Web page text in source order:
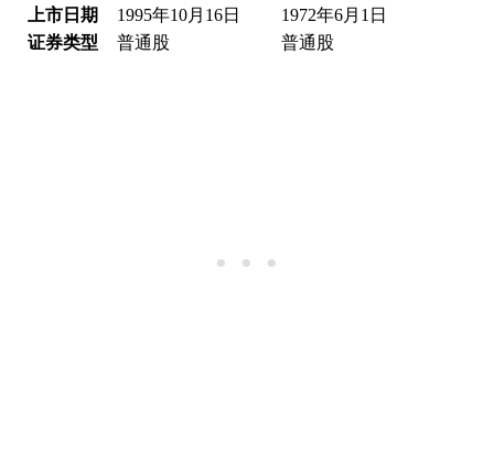
上市日期
1995年10月16日
1972年6月1日
证券类型
普通股 普通股